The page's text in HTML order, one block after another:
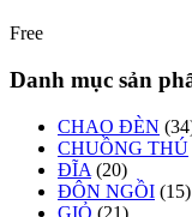
Free
Danh mục sản
CHAO ĐÈN
CHUỒNG THÚ
ĐĨA (20)
ĐÔN NGỒI (15)
GIỎ (21)